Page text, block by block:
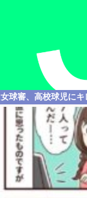
女球審、高校球児に